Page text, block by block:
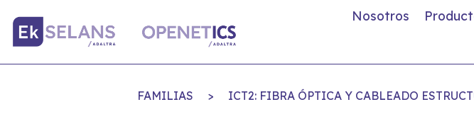
Nosotros
FAMILIAS > ICT2: FIBRA ÓPTICA Y CABLEADO